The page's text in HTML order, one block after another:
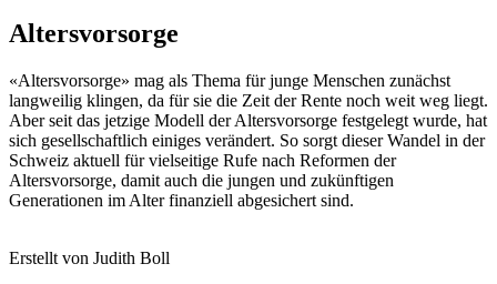
Altersvorsorge
«Altersvorsorge» mag als Thema für junge Menschen zunächst
langweilig klingen, da für sie die Zeit der Rente noch weit weg liegt.
Aber seit das jetzige Modell der Altersvorsorge festgelegt wurde, hat
sich gesellschaftlich einiges verändert. So sorgt dieser Wandel in der
Schweiz aktuell für vielseitige Rufe nach Reformen der
Altersvorsorge, damit auch die jungen und zukünftigen
Generationen im Alter finanziell abgesichert sind.
Erstellt von Judith Boll